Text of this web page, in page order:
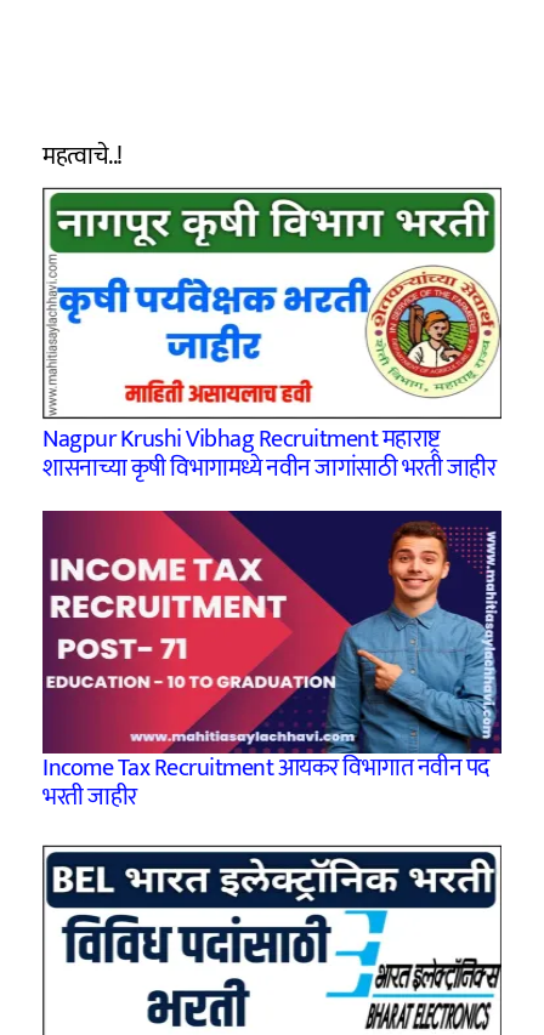
महत्वाचे..!
Nagpur Krushi Vibhag Recruitment महाराष्ट्र
शासनाच्या कृषी विभागामध्ये नवीन जागांसाठी भरती जाहीर
Income Tax Recruitment आयकर विभागात नवीन पद
भरती जाहीर